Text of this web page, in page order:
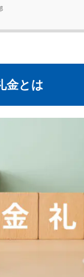
金とは